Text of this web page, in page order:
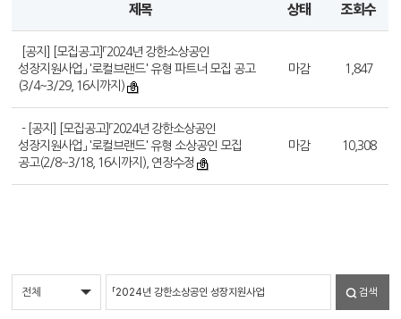
제목 상태 조회수
[공지] [모집공고]「2024년 강한소상공인
성장지원사업」 '로컬브랜드' 유형 파트너 모집 공고
(3/4~3/29, 16시까지)
마감 1,847
- [공지] [모집공고]「2024년 강한소상공인
성장지원사업」 '로컬브랜드' 유형 소상공인 모집
공고(2/8~3/18, 16시까지), 연장수정
마감 10,308
검색